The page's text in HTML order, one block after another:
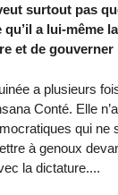
surtout pas
a lui-même
et de gouverner
a plusieurs
Conté. Elle
qui ne
à genoux
la dictature....